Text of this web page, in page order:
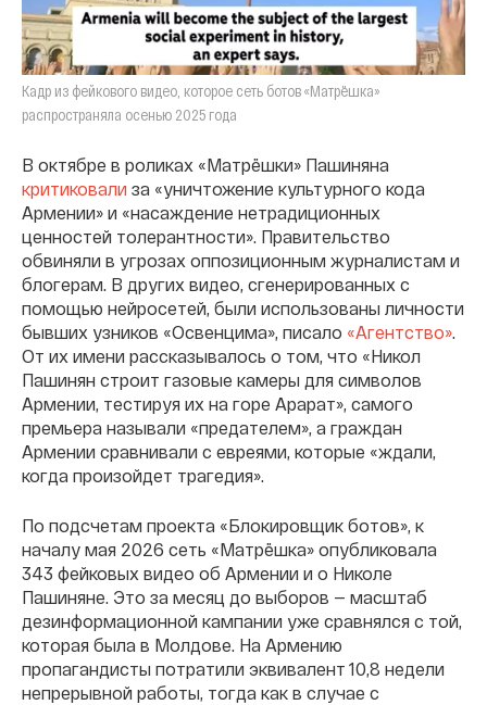
Кадр из фейкового видео, которое сеть ботов «Матрёшка»
распространяла осенью 2025 года
В октябре в роликах «Матрëшки» Пашиняна
критиковали за «уничтожение культурного кода
Армении» и «насаждение нетрадиционных
ценностей толерантности». Правительство
обвиняли в угрозах оппозиционным журналистам и
блогерам. В других видео, сгенерированных с
помощью нейросетей, были использованы личности
бывших узников «Освенцима», писало «Агентство».
От их имени рассказывалось о том, что «Никол
Пашинян строит газовые камеры для символов
Армении, тестируя их на горе Арарат», самого
премьера называли «предателем», а граждан
Армении сравнивали с евреями, которые «ждали,
когда произойдет трагедия».
По подсчетам проекта «Блокировщик ботов», к
началу мая 2026 сеть «Матрëшка» опубликовала
343 фейковых видео об Армении и о Николе
Пашиняне. Это за месяц до выборов — масштаб
дезинформационной кампании уже сравнялся с той,
которая была в Молдове. На Армению
пропагандисты потратили эквивалент 10,8 недели
непрерывной работы, тогда как в случае с